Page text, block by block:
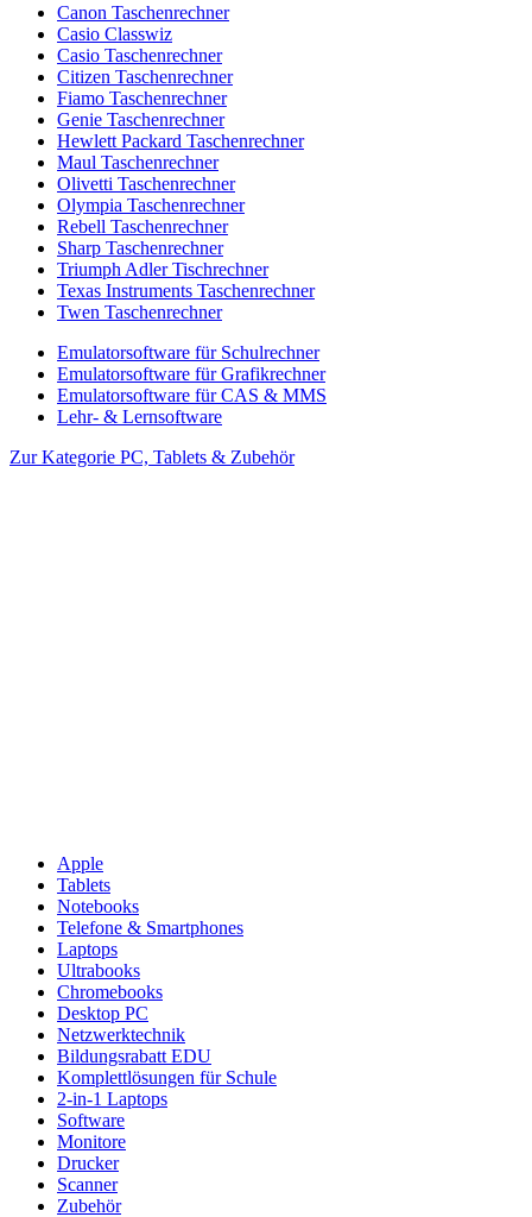
Canon Taschenrechner
Casio Classwiz
Casio Taschenrechner
Citizen Taschenrechner
Fiamo Taschenrechner
Genie Taschenrechner
Hewlett Packard Taschenrechner
Maul Taschenrechner
Olivetti Taschenrechner
Olympia Taschenrechner
Rebell Taschenrechner
Sharp Taschenrechner
Triumph Adler Tischrechner
Texas Instruments Taschenrechner
Twen Taschenrechner
Emulatorsoftware für Schulrechner
Emulatorsoftware für Grafikrechner
Emulatorsoftware für CAS & MMS
Lehr- & Lernsoftware
Zur Kategorie PC, Tablets & Zubehör
Apple
Tablets
Notebooks
Telefone & Smartphones
Laptops
Ultrabooks
Chromebooks
Desktop PC
Netzwerktechnik
Bildungsrabatt EDU
Komplettlösungen für Schule
2-in-1 Laptops
Software
Monitore
Drucker
Scanner
Zubehör